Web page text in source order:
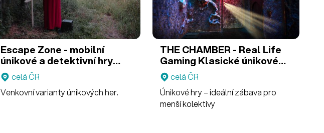
Escape Zone - mobilní
únikové a detektivní hry
Escape Zone - outdoorové
hrycelá ČR
Venkovní varianty únikových her.
THE CHAMBER - Real Life
Gaming Klasické únikové
hry celá ČR
Únikové hry – ideální zábava pro
menší kolektivy